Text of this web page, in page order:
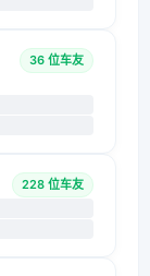
36 位车友
228 位车友